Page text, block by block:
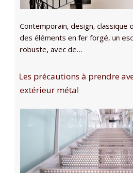
Contemporain, design, classique
des éléments en fer forgé, un
robuste, avec de…
Les précautions à prendre
extérieur métal